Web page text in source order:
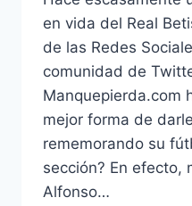
en vida del Real
de las Redes
comunidad de
Manquepierda.com
mejor forma de
rememorando su
sección? En efecto,
Alfonso…